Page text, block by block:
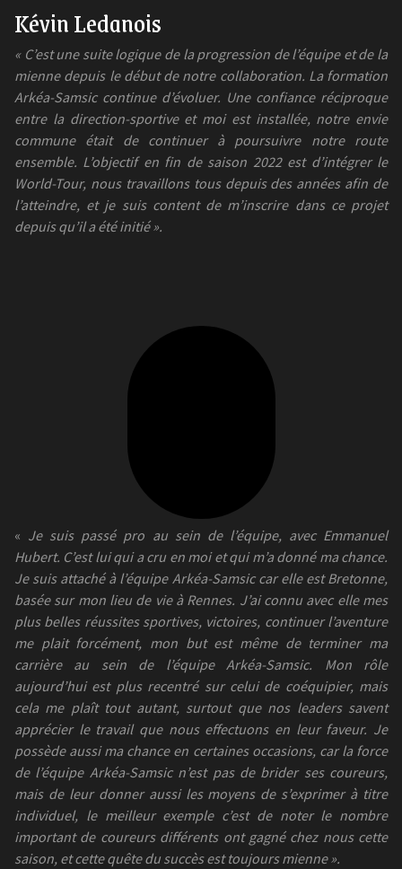
Kévin Ledanois
« C’est une suite logique de la progression de l’équipe et de la
mienne depuis le début de notre collaboration. La formation
Arkéa-Samsic continue d’évoluer. Une confiance réciproque
entre la direction-sportive et moi est installée, notre envie
commune était de continuer à poursuivre notre route
ensemble. L’objectif en fin de saison 2022 est d’intégrer le
World-Tour, nous travaillons tous depuis des années afin de
l’atteindre, et je suis content de m’inscrire dans ce projet
depuis qu’il a été initié ».
« Je suis passé pro au sein de l’équipe, avec Emmanuel
Hubert. C’est lui qui a cru en moi et qui m’a donné ma chance.
Je suis attaché à l’équipe Arkéa-Samsic car elle est Bretonne,
basée sur mon lieu de vie à Rennes. J’ai connu avec elle mes
plus belles réussites sportives, victoires, continuer l’aventure
me plait forcément, mon but est même de terminer ma
carrière au sein de l’équipe Arkéa-Samsic. Mon rôle
aujourd’hui est plus recentré sur celui de coéquipier, mais
cela me plaît tout autant, surtout que nos leaders savent
apprécier le travail que nous effectuons en leur faveur. Je
possède aussi ma chance en certaines occasions, car la force
de l’équipe Arkéa-Samsic n’est pas de brider ses coureurs,
mais de leur donner aussi les moyens de s’exprimer à titre
individuel, le meilleur exemple c’est de noter le nombre
important de coureurs différents ont gagné chez nous cette
saison, et cette quête du succès est toujours mienne ».